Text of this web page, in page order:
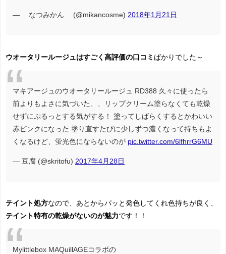
— ∞なつみかん∞ (@mikancosme) 2018年1月21日
ウオータリールージュはすごく高評価の口コミ ばかりでした～
マキアージュのウオータリールージュ RD388 久々に使ったら
前よりもよさに気づいた、、リップクリーム塗らなくても乾燥
せずにぷるっとする気がする！ 塗ってしばらくするとかわいい
赤ピンクになった 塗り直すたびに少しずつ濃くなって持ちもよ
くなるけど、蛍光色にならないのが pic.twitter.com/6lfhrrG6MU
— 豆腐 (@skritofu) 2017年4月28日
テイント処方なので、あとからパッと発色してくれ色持ちが良く、
テイント特有の乾燥がないのが魅力です！！
Mylittlebox MAQuillAGEコラボの